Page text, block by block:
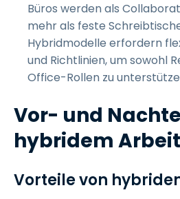
Büros werden als
mehr als feste
Hybridmodelle erfordern
und Richtlinien, um sowohl
Office-Rollen zu
Vor- und
hybridem
Vorteile von